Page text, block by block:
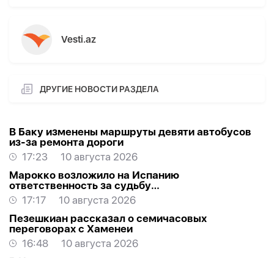
Vesti.az
ДРУГИЕ НОВОСТИ РАЗДЕЛА
В Баку изменены маршруты девяти автобусов
из-за ремонта дороги
17:23
10 августа 2026
Марокко возложило на Испанию
ответственность за судьбу
несовершеннолетних мигрантов
17:17
10 августа 2026
Пезешкиан рассказал о семичасовых
переговорах с Хаменеи
16:48
10 августа 2026